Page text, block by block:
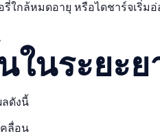
ใกล้หมดอายุ หรือไดชาร์จเริ่มอ่
ในระยะย
ลดังนี้
คลื่อน